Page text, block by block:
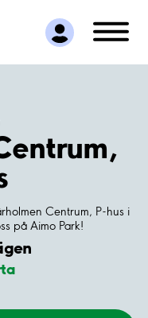
Centrum, P-hus i
på Aimo Park!